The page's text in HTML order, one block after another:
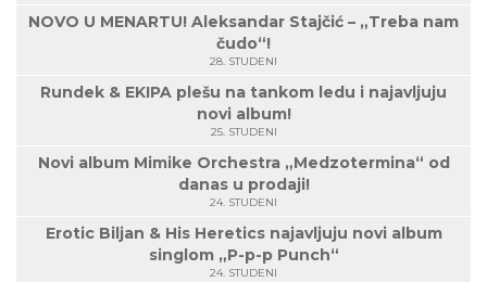
NOVO U MENARTU! Aleksandar Stajčić – „Treba nam
čudo“!
28. STUDENI
Rundek & EKIPA plešu na tankom ledu i najavljuju
novi album!
25. STUDENI
Novi album Mimike Orchestra „Medzotermina“ od
danas u prodaji!
24. STUDENI
Erotic Biljan & His Heretics najavljuju novi album
singlom „P-p-p Punch“
24. STUDENI